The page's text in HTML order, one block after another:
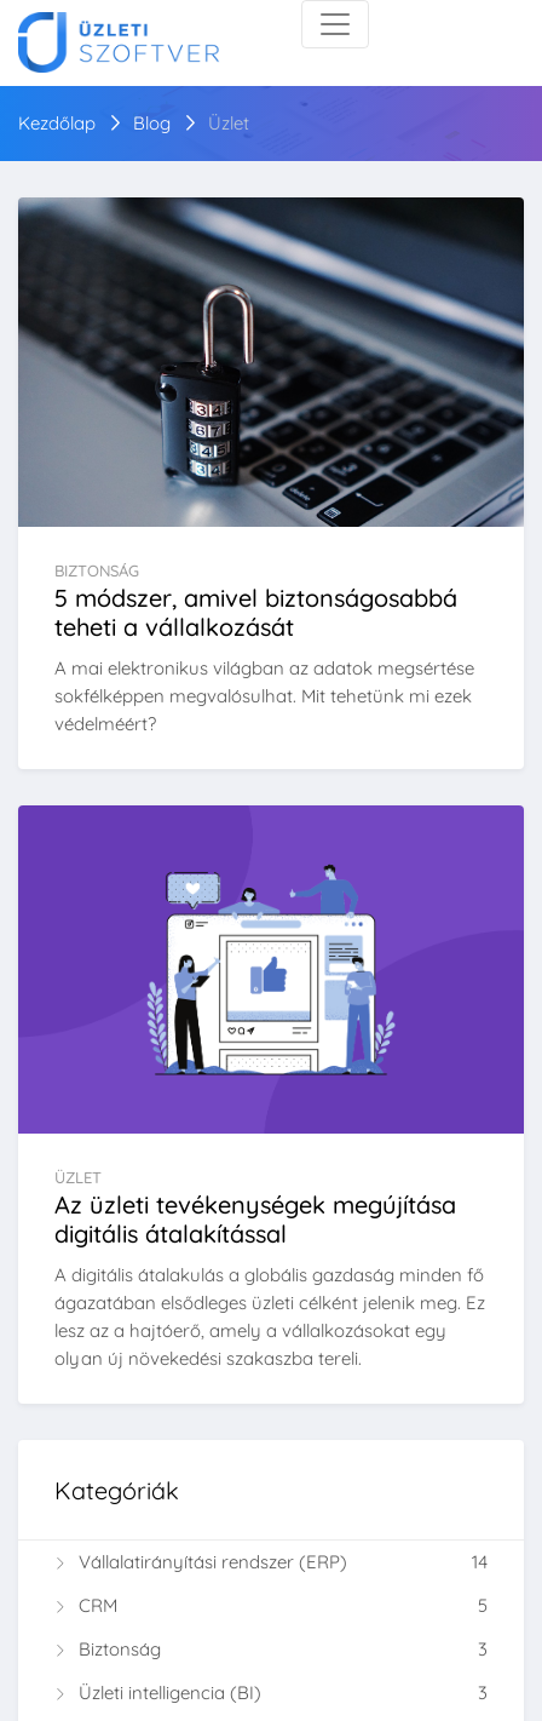
Kezdőlap Blog Üzlet
BIZTONSÁG
5 módszer, amivel biztonságosabbá
teheti a vállalkozását
A mai elektronikus világban az adatok megsértése
sokfélképpen megvalósulhat. Mit tehetünk mi ezek
védelméért?
ÜZLET
Az üzleti tevékenységek megújítása
digitális átalakítással
A digitális átalakulás a globális gazdaság minden fő
ágazatában elsődleges üzleti célként jelenik meg. Ez
lesz az a hajtóerő, amely a vállalkozásokat egy
olyan új növekedési szakaszba tereli.
Kategóriák
Vállalatirányítási rendszer (ERP)
14
CRM
5
Biztonság
3
Üzleti intelligencia (BI)
3